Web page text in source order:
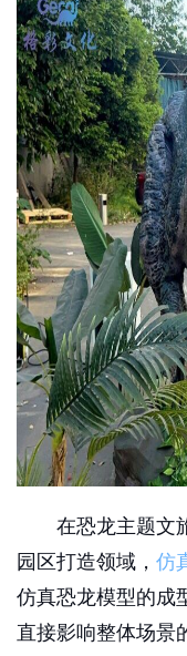
在恐龙主题文
园区打造领域， 仿
仿真恐龙模型的成
直接影响整体场景